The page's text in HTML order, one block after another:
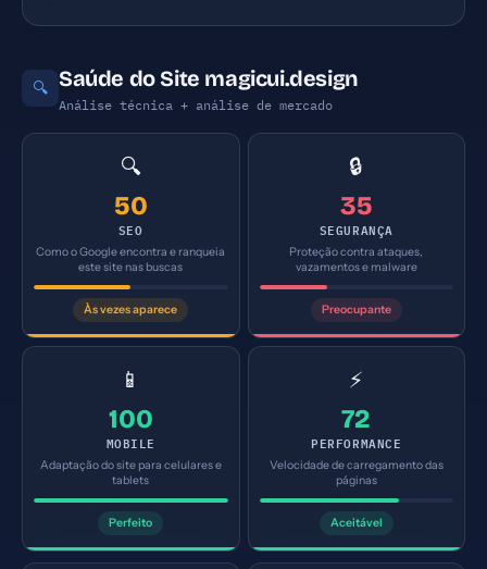
🔍 Saúde do Site magicui.design
Análise técnica + análise de mercado
🔍
50
SEO
Como o Google encontra e ranqueia
este site nas buscas
Às vezes aparece
🔒
35
SEGURANÇA
Proteção contra ataques,
vazamentos e malware
Preocupante
📱
100
MOBILE
Adaptação do site para celulares e
tablets
Perfeito
⚡
72
PERFORMANCE
Velocidade de carregamento das
páginas
Aceitável